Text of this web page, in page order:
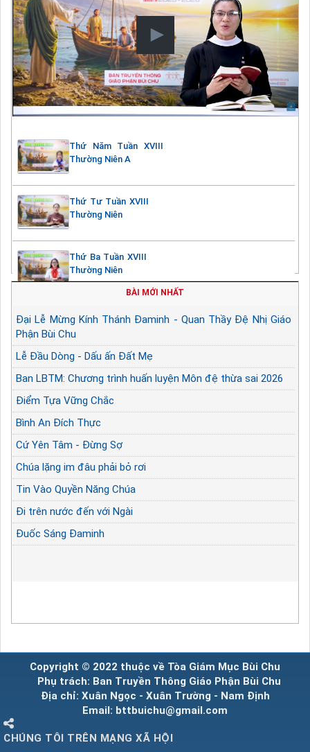
Thứ Năm Tuần XVIII
Thường Niên A
Thứ Tư Tuần XVIII
Thường Niên
Thứ Ba Tuần XVIII
Thường Niên
BÀI MỚI NHẤT
Đại Lễ Mừng Kính Thánh Đaminh - Quan Thầy Đệ Nhị Giáo
Phận Bùi Chu
Lễ Đầu Dòng - Dấu ấn Đất Mẹ
Ban LBTM: Chương trình huấn luyện Môn đệ thừa sai 2026
Điểm Tựa Vững Chắc
Bình An Đích Thực
Cứ Yên Tâm - Đừng Sợ
Chúa lặng im đâu phải bỏ rơi
Tin Vào Quyền Năng Chúa
Đi trên nước đến với Ngài
Đuốc Sáng Đaminh
Copyright © 2022 thuộc về Tòa Giám Mục Bùi Chu
Phụ trách: Ban Truyền Thông Giáo Phận Bùi Chu
Địa chỉ: Xuân Ngọc - Xuân Trường - Nam Định
Email: bttbuichu@gmail.com
CHÚNG TÔI TRÊN MẠNG XÃ HỘI